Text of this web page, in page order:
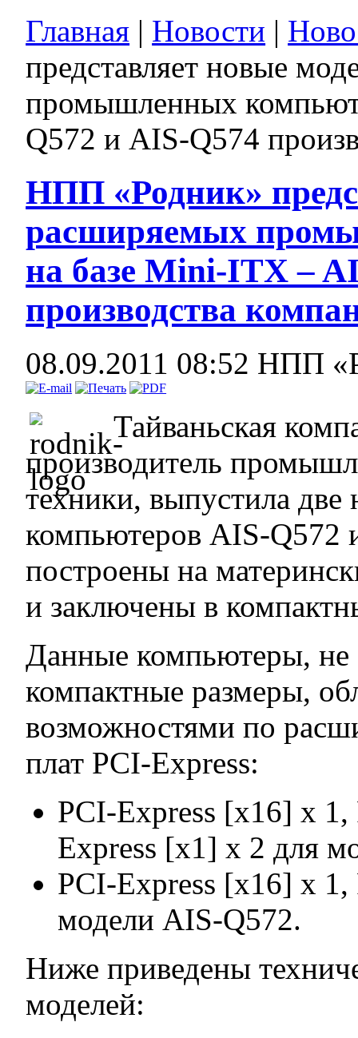
Главная | Новости |
представляет новые
промышленных
Q572 и AIS-Q574
НПП «Родник»
расширяемых
на базе Mini-ITX –
производства
08.09.2011 08:52 НПП
Тайваньская
производитель
техники, выпустила
компьютеров AIS-
построены на
и заключены в
Данные компьютеры, не
компактные размеры,
возможностями по
плат PCI-Express:
PCI-Express [x16] x
Express [x1] x 2 для
PCI-Express [x16] x
модели AIS-Q572.
Ниже приведены
моделей: